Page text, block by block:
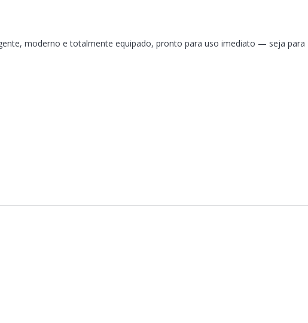
moderno e totalmente equipado, pronto para uso imediato — seja para